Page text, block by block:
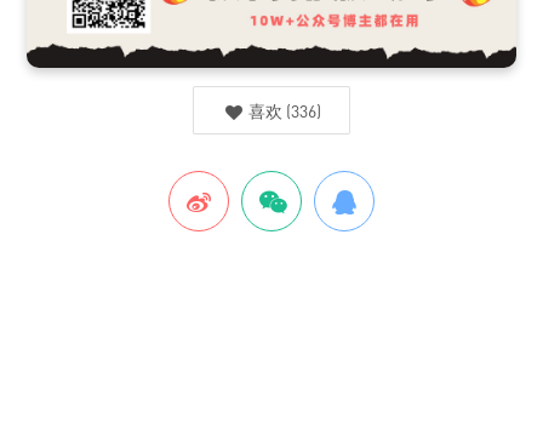
喜欢 (336)